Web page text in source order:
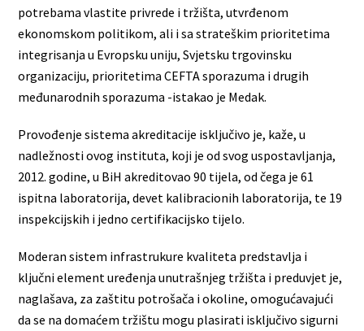
potrebama vlastite privrede i tržišta, utvrđenom
ekonomskom politikom, ali i sa strateškim prioritetima
integrisanja u Evropsku uniju, Svjetsku trgovinsku
organizaciju, prioritetima CEFTA sporazuma i drugih
međunarodnih sporazuma -istakao je Medak.
Provođenje sistema akreditacije isključivo je, kaže, u
nadležnosti ovog instituta, koji je od svog uspostavljanja,
2012. godine, u BiH akreditovao 90 tijela, od čega je 61
ispitna laboratorija, devet kalibracionih laboratorija, te 19
inspekcijskih i jedno certifikacijsko tijelo.
Moderan sistem infrastrukure kvaliteta predstavlja i
ključni element uređenja unutrašnjeg tržišta i preduvjet je,
naglašava, za zaštitu potrošača i okoline, omogućavajući
da se na domaćem tržištu mogu plasirati isključivo sigurni